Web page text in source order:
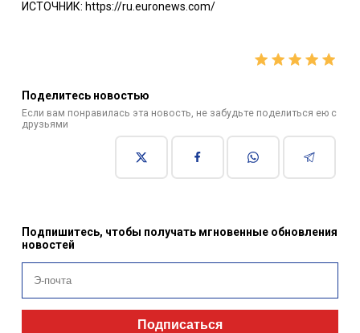
ИСТОЧНИК: https://ru.euronews.com/
Поделитесь новостью
Если вам понравилась эта новость, не забудьте поделиться ею с
друзьями
Подпишитесь, чтобы получать мгновенные обновления
новостей
Подписаться